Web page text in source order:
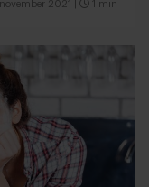
november 2021 1 min